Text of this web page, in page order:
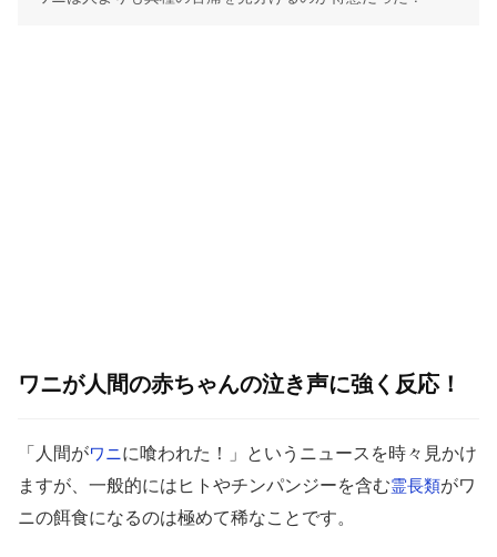
ワニが人間の赤ちゃんの泣き声に強く反応！
「人間がワニに喰われた！」というニュースを時々見かけ
ますが、一般的にはヒトやチンパンジーを含む霊長類がワ
ニの餌食になるのは極めて稀なことです。